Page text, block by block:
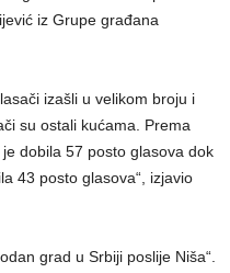
iz Grupe građana
izašli u velikom broju i
su ostali kućama. Prema
dobila 57 posto glasova dok
43 posto glasova“, izjavio
grad u Srbiji poslije Niša“.